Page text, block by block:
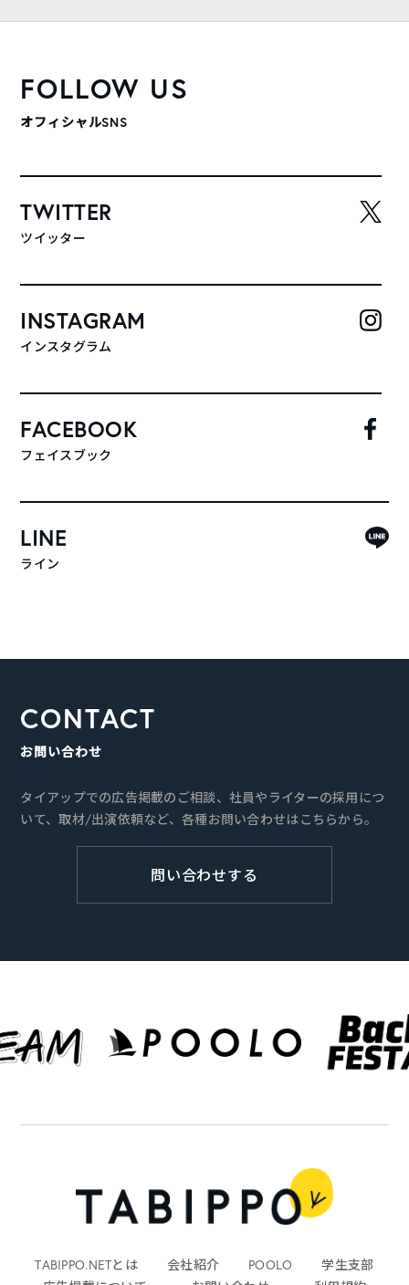
FOLLOW US
オフィシャルSNS
TWITTER
ツイッター
INSTAGRAM
インスタグラム
FACEBOOK
フェイスブック
LINE
ライン
CONTACT
お問い合わせ
タイアップでの広告掲載のご相談、社員やライターの採用につ
いて、取材/出演依頼など、各種お問い合わせはこちらから。
問い合わせする
TABIPPO.NETとは 会社紹介 POOLO
学生支部